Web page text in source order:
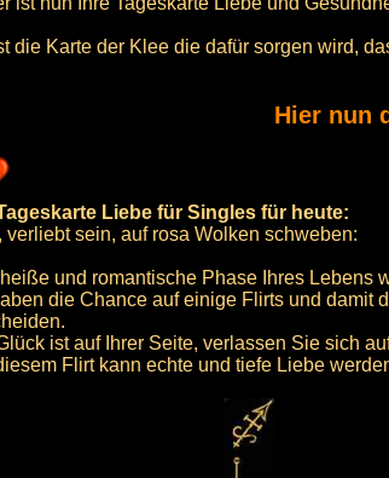
die Karte der Klee die dafür sorgen wird,
Hier nun
Liebe für Singles für heute:
verliebt sein, auf rosa Wolken schweben:
und romantische Phase Ihres Lebens
die Chance auf einige Flirts und damit
ist auf Ihrer Seite, verlassen Sie sich
Flirt kann echte und tiefe Liebe